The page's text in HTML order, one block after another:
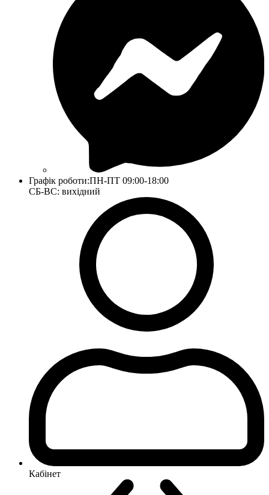
Графік роботи:ПН-ПТ 09:00-18:00
СБ-ВС: вихідний
Кабінет